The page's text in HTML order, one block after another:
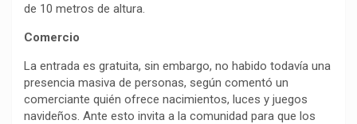
de 10 metros de altura.
Comercio
La entrada es gratuita, sin embargo, no habido todavía una
presencia masiva de personas, según comentó un
comerciante quién ofrece nacimientos, luces y juegos
navideños. Ante esto invita a la comunidad para que los